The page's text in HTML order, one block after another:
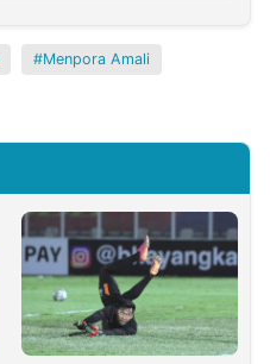
Menpora Amali